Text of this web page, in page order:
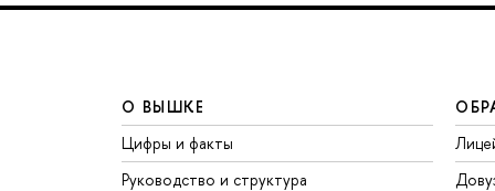
О ВЫШКЕ
Цифры и факты
Руководство и структура